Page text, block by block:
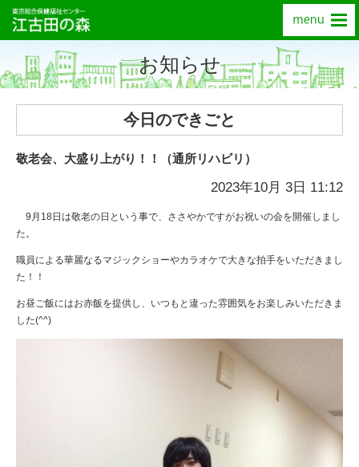
お知らせ
今日のできごと
敬老会、大盛り上がり！！（通所リハビリ）
2023年10月 3日 11:12
9月18日は敬老の日という事で、ささやかですがお祝いの会を開催しまし
た。
職員による華麗なるマジックショーやカラオケで大きな拍手をいただきまし
た！！
お昼ご飯にはお赤飯を提供し、いつもと違った雰囲気をお楽しみいただきま
した(^^)